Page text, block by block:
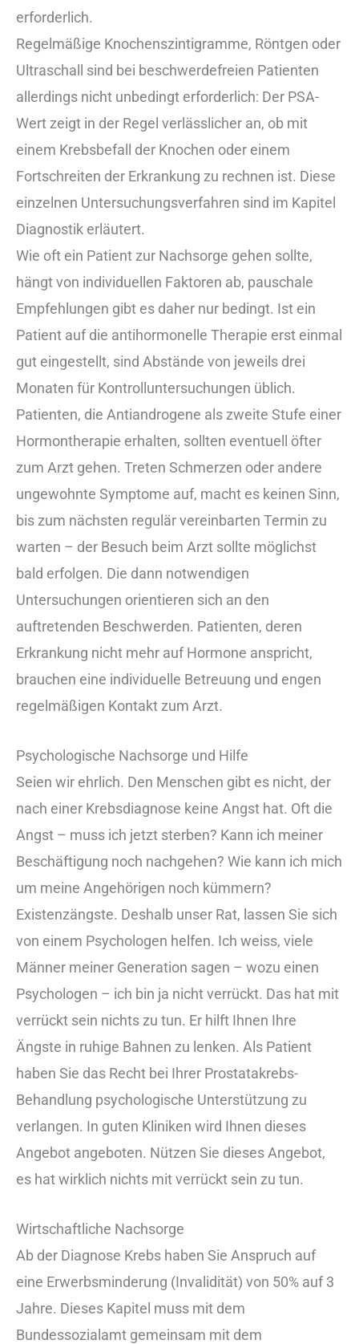
erforderlich.
Regelmäßige Knochenszintigramme, Röntgen oder
Ultraschall sind bei beschwerdefreien Patienten
allerdings nicht unbedingt erforderlich: Der PSA-
Wert zeigt in der Regel verlässlicher an, ob mit
einem Krebsbefall der Knochen oder einem
Fortschreiten der Erkrankung zu rechnen ist. Diese
einzelnen Untersuchungsverfahren sind im Kapitel
Diagnostik erläutert.
Wie oft ein Patient zur Nachsorge gehen sollte,
hängt von individuellen Faktoren ab, pauschale
Empfehlungen gibt es daher nur bedingt. Ist ein
Patient auf die antihormonelle Therapie erst einmal
gut eingestellt, sind Abstände von jeweils drei
Monaten für Kontrolluntersuchungen üblich.
Patienten, die Antiandrogene als zweite Stufe einer
Hormontherapie erhalten, sollten eventuell öfter
zum Arzt gehen. Treten Schmerzen oder andere
ungewohnte Symptome auf, macht es keinen Sinn,
bis zum nächsten regulär vereinbarten Termin zu
warten – der Besuch beim Arzt sollte möglichst
bald erfolgen. Die dann notwendigen
Untersuchungen orientieren sich an den
auftretenden Beschwerden. Patienten, deren
Erkrankung nicht mehr auf Hormone anspricht,
brauchen eine individuelle Betreuung und engen
regelmäßigen Kontakt zum Arzt.
Psychologische Nachsorge und Hilfe
Seien wir ehrlich. Den Menschen gibt es nicht, der
nach einer Krebsdiagnose keine Angst hat. Oft die
Angst – muss ich jetzt sterben? Kann ich meiner
Beschäftigung noch nachgehen? Wie kann ich mich
um meine Angehörigen noch kümmern?
Existenzängste. Deshalb unser Rat, lassen Sie sich
von einem Psychologen helfen. Ich weiss, viele
Männer meiner Generation sagen – wozu einen
Psychologen – ich bin ja nicht verrückt. Das hat mit
verrückt sein nichts zu tun. Er hilft Ihnen Ihre
Ängste in ruhige Bahnen zu lenken. Als Patient
haben Sie das Recht bei Ihrer Prostatakrebs-
Behandlung psychologische Unterstützung zu
verlangen. In guten Kliniken wird Ihnen dieses
Angebot angeboten. Nützen Sie dieses Angebot,
es hat wirklich nichts mit verrückt sein zu tun.
Wirtschaftliche Nachsorge
Ab der Diagnose Krebs haben Sie Anspruch auf
eine Erwerbsminderung (Invalidität) von 50% auf 3
Jahre. Dieses Kapitel muss mit dem
Bundessozialamt gemeinsam mit dem